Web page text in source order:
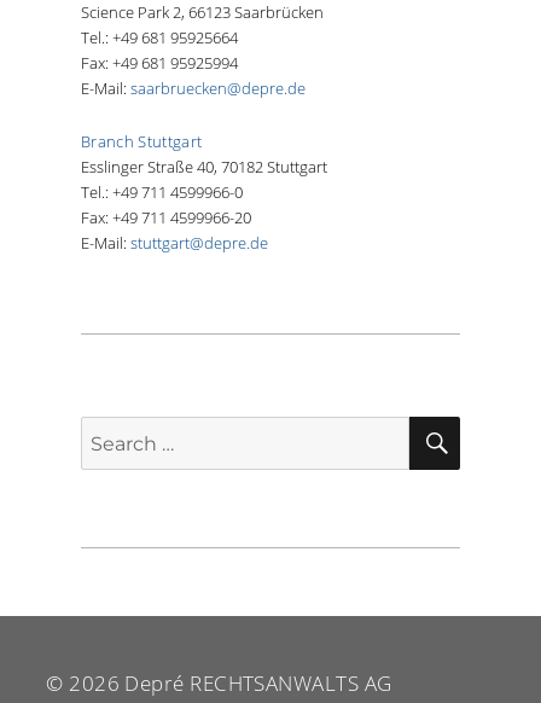
Science Park 2, 66123 Saarbrücken
Tel.: +49 681 95925664
Fax: +49 681 95925994
E-Mail: saarbruecken@depre.de
Branch Stuttgart
Esslinger Straße 40, 70182 Stuttgart
Tel.: +49 711 4599966-0
Fax: +49 711 4599966-20
E-Mail: stuttgart@depre.de
Search
for:
SEARCH
© 2026 Depré RECHTSANWALTS AG